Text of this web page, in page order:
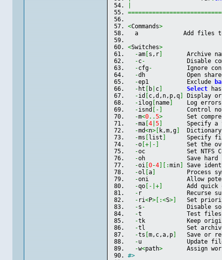
<Commands>
a             Add files
<Switches>
-am[ s,r]
Archive
-c- Disable
-cfg- Ignore
-dh            Open
-ep1           Exclude
- ht b| c] Select
-id c,d,n,p,q]
Display or
-ilog[ name]
Log
-isnd -
Control
-m<0..5> Set
-ma[ 4| 5]
Specify a
-md<n>[ k,m,g]
-ms list
Specify file
-o[ +|-
Set the
-oc            Set NTFS
-oh            Save
-oi[ 0-4] :min]
Save
-ol a]
Process
-oni           Allow
-qo[ -|+]
Add quick
- r             Recurse
- ri<P>[ :<S>]
Set
-s - Disable solid
-t             Test
-tk            Keep
-tl            Set
-ts m,c,a,p]
Save or
-u             Update
-w<path> Assign work
#>